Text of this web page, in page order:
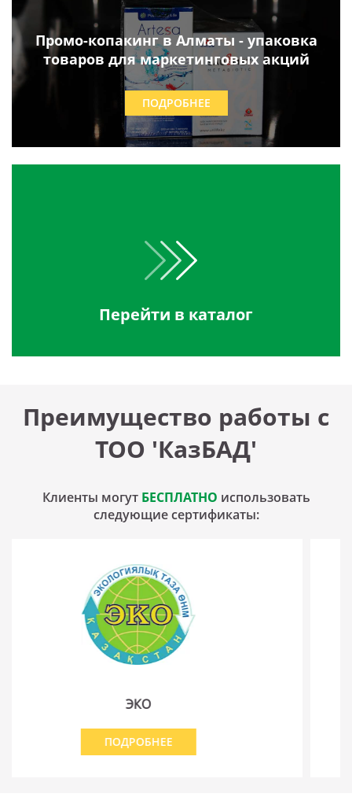
Промо-копакинг в Алматы - упаковка
товаров для маркетинговых акций
ПОДРОБНЕЕ
Перейти в каталог
Преимущество работы с
ТОО 'КазБАД'
Клиенты могут БЕСПЛАТНО использовать
следующие сертификаты:
ПОДРОБНЕЕ